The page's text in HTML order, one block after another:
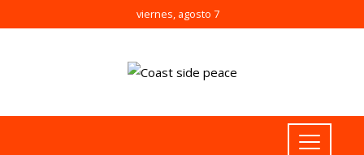
viernes, agosto 7